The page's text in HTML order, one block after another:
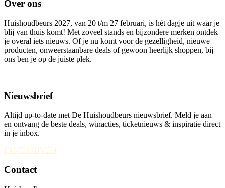
Over ons
Huishoudbeurs 2027, van 20 t/m 27 februari, is hét dagje uit waar je
blij van thuis komt! Met zoveel stands en bijzondere merken ontdek
je overal iets nieuws. Of je nu komt voor de gezelligheid, nieuwe
producten, onweerstaanbare deals of gewoon heerlijk shoppen, bij
ons ben je op de juiste plek.
Nieuwsbrief
Altijd up-to-date met De Huishoudbeurs nieuwsbrief. Meld je aan
en ontvang de beste deals, winacties, ticketnieuws & inspiratie direct
in je inbox.
INSCHRIJVEN
Contact